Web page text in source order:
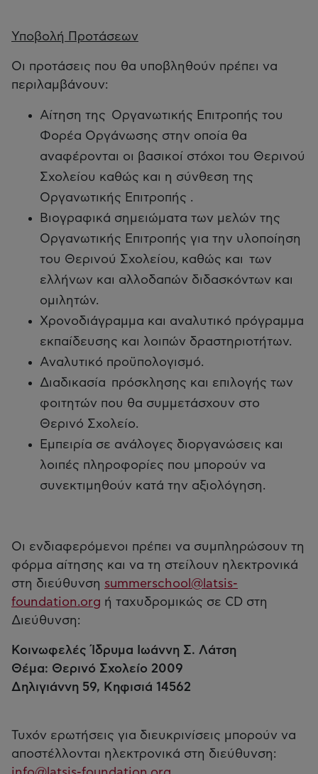
Υποβολή Προτάσεων
Οι προτάσεις που θα υποβληθούν πρέπει να
περιλαμβάνουν:
Αίτηση της Οργανωτικής Επιτροπής του
Φορέα Οργάνωσης στην οποία θα
αναφέρονται οι βασικοί στόχοι του Θερινού
Σχολείου καθώς και η σύνθεση της
Οργανωτικής Επιτροπής .
Βιογραφικά σημειώματα των μελών της
Οργανωτικής Επιτροπής για την υλοποίηση
του Θερινού Σχολείου, καθώς και των
ελλήνων και αλλοδαπών διδασκόντων και
ομιλητών.
Χρονοδιάγραμμα και αναλυτικό πρόγραμμα
εκπαίδευσης και λοιπών δραστηριοτήτων.
Aναλυτικό προϋπολογισμό.
Διαδικασία πρόσκλησης και επιλογής των
φοιτητών που θα συμμετάσχουν στο
Θερινό Σχολείο.
Εμπειρία σε ανάλογες διοργανώσεις και
λοιπές πληροφορίες που μπορούν να
συνεκτιμηθούν κατά την αξιολόγηση.
Οι ενδιαφερόμενοι πρέπει να συμπληρώσουν τη
φόρμα αίτησης και να τη στείλουν ηλεκτρονικά
στη διεύθυνση summerschool@latsis-
foundation.org ή ταχυδρομικώς σε CD στη
Διεύθυνση:
Κοινωφελές Ίδρυμα Ιωάννη Σ. Λάτση
Θέμα: Θερινό Σχολείο 2009
Δηλιγιάννη 59, Κηφισιά 14562
Τυχόν ερωτήσεις για διευκρινίσεις μπορούν να
αποστέλλονται ηλεκτρονικά στη διεύθυνση: